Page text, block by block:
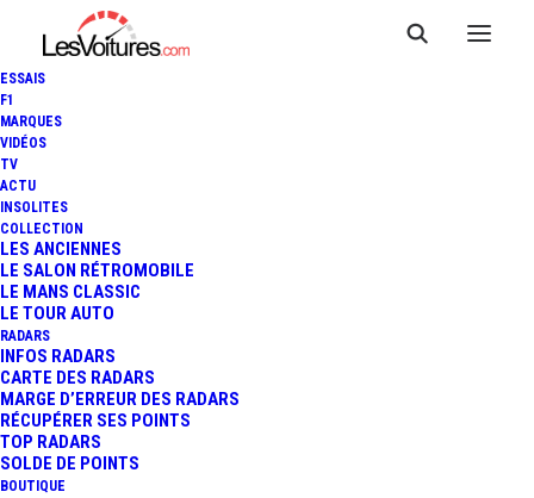
ESSAIS
F1
MARQUES
VIDÉOS
TV
ACTU
INSOLITES
COLLECTION
LES ANCIENNES
LE SALON RÉTROMOBILE
LE MANS CLASSIC
LE TOUR AUTO
RADARS
INFOS RADARS
CARTE DES RADARS
MARGE D’ERREUR DES RADARS
RÉCUPÉRER SES POINTS
TOP RADARS
SOLDE DE POINTS
BOUTIQUE
PRÉPARATIFS AU GRAND
PALAIS EPHÉMÈRE AVANT LE
3 Minutes